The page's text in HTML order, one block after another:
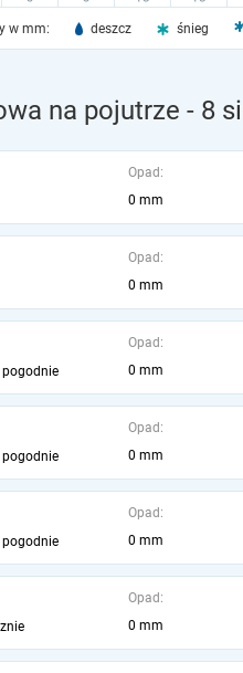
w mm: deszcz śnieg
na pojutrze - 8
Opad:
0 mm
Opad:
0 mm
pogodnie
Opad:
0 mm
pogodnie
Opad:
0 mm
pogodnie
Opad:
0 mm
Opad:
0 mm